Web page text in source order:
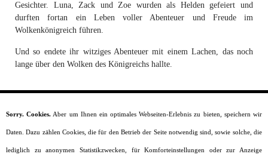
Gesichter. Luna, Zack und Zoe wurden als Helden gefeiert und
durften fortan ein Leben voller Abenteuer und Freude im
Wolkenkönigreich führen.
Und so endete ihr witziges Abenteuer mit einem Lachen, das noch
lange über den Wolken des Königreichs hallte.
Moral
Lesealter
Sorry. Cookies. Aber um Ihnen ein optimales Webseiten-Erlebnis zu bieten, speichern wir
Daten. Dazu zählen Cookies, die für den Betrieb der Seite notwendig sind, sowie solche, die
lediglich zu anonymen Statistikzwecken, für Komforteinstellungen oder zur Anzeige